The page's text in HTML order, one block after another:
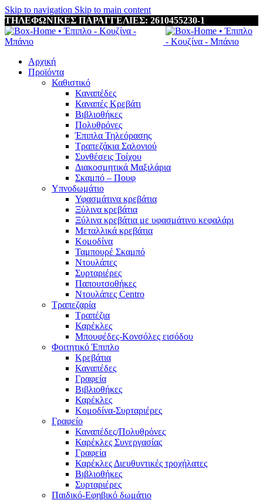
Skip to navigation Skip to main content
ΤΗΛΕΦΩΝΙΚΕΣ ΠΑΡΑΓΓΕΛΙΕΣ: 2610455230-1
Αρχική
Προϊόντα
Καθιστικό
Καναπέδες
Καναπές Κρεβάτι
Βιβλιοθήκες
Πολυθρόνες
Έπιπλα Τηλεόρασης
Τραπεζάκια Σαλονιού
Συνθέσεις Τοίχου
Διακοσμητικά Μαξιλάρια
Σκαμπό – Πουφ
Υπνοδωμάτιο
Υφασμάτινα κρεβάτια
Ξύλινα κρεβάτια
Ξύλινα κρεβάτια με υφασμάτινο κεφαλάρι
Mεταλλικά κρεβάτια
Κομοδίνα
Ταμπουρέ Σκαμπό
Ντουλάπες
Συρταριέρες
Παπουτσοθήκες
Ντουλάπες Centro
Τραπεζαρία
Τραπέζια
Καρέκλες
Μπουφέδες-Κονσόλες εισόδου
Φοιτητικό Έπιπλο
Κρεβάτια
Καναπέδες
Γραφεία
Βιβλιοθήκες
Καρέκλες
Κομοδίνα-Συρταριέρες
Γραφείο
Καναπέδες/Πολυθρὀνες
Καρέκλες Συνεργασίας
Γραφεία
Καρέκλες Διευθυντικές τροχήλατες
Βιβλιοθήκες
Συρταριέρες
Παιδικό-Εφηβικό δωμάτιο